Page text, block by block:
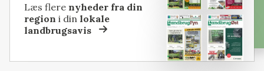
Læs flere nyheder fra din
region i dinlokale
landbrugsavis